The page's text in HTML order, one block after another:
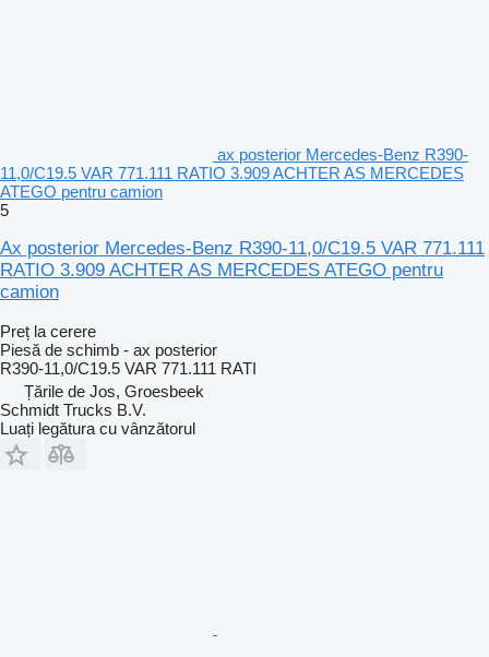
ax posterior Mercedes-Benz R390-
11,0/C19.5 VAR 771.111 RATIO 3.909 ACHTER AS MERCEDES
ATEGO pentru camion
5
Ax posterior Mercedes-Benz R390-11,0/C19.5 VAR 771.111
RATIO 3.909 ACHTER AS MERCEDES ATEGO pentru
camion
Preț la cerere
Piesă de schimb - ax posterior
R390-11,0/C19.5 VAR 771.111 RATI
Țările de Jos, Groesbeek
Schmidt Trucks B.V.
Luați legătura cu vânzătorul